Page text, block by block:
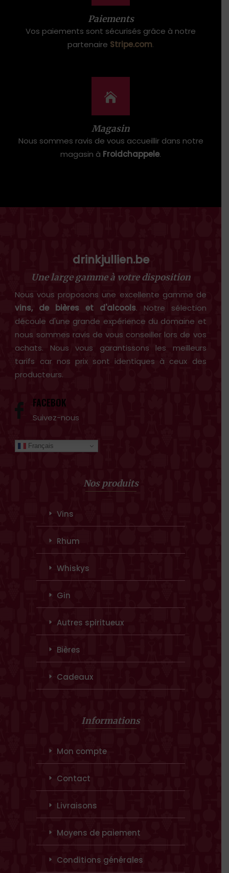
Paiements
Vos paiements sont sécurisés grâce à notre
partenaire Stripe.com.
Magasin
Nous sommes ravis de vous accueillir dans notre
magasin à Froidchappele.
drinkjullien.be
Une large gamme à votre disposition
Nous vous proposons une excellente gamme de
vins, de bières et d'alcools. Notre sélection
découle d'une grande expérience du domaine et
nous sommes ravis de vous conseiller lors de vos
achats. Nous vous garantissons les meilleurs
tarifs car nos prix sont identiques à ceux des
producteurs.
FACEBOK
Suivez-nous
Français
Nos produits
Vins
Rhum
Whiskys
Gin
Autres spiritueux
Bières
Cadeaux
Informations
Mon compte
Contact
Livraisons
Moyens de paiement
Conditions générales